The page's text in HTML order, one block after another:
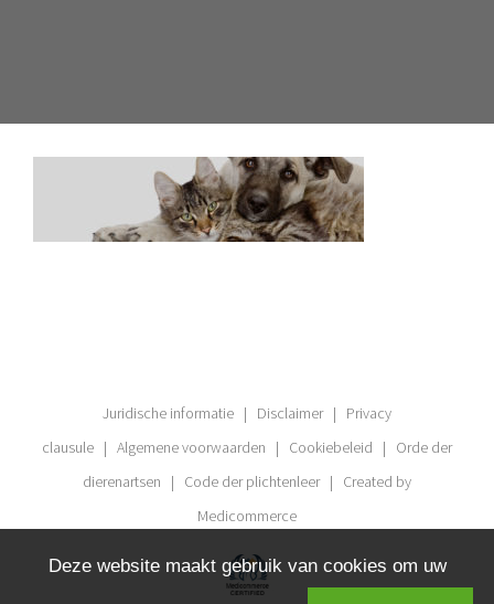
Juridische informatie | Disclaimer| Privacy
clausule | Algemene voorwaarden | Cookiebeleid | Orde der
dierenartsen | Code der plichtenleer| Created by
Medicommerce
Deze website maakt gebruik van cookies om uw